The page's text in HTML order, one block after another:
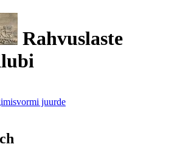
Rahvuslaste
juurde